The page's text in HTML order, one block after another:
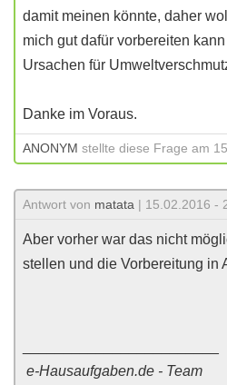
damit meinen könnte, daher
mich gut dafür vorbereiten
Ursachen für
Danke im Voraus.
ANONYM stellte diese Frage am
Antwort von matata | 15.02.2016 -
Aber vorher war das nicht
stellen und die Vorbereitung in
e-Hausaufgaben.de - Team